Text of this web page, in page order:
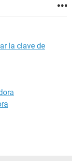
la clave de